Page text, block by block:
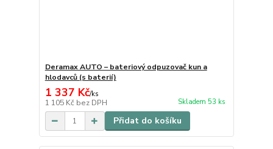
Deramax AUTO – bateriový odpuzovač kun a
hlodavců (s baterií)
1 337 Kč/ks
1 105 Kč bez DPH Skladem 53 ks
Přidat do košíku